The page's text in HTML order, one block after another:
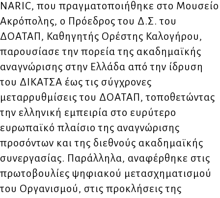
NARIC, που πραγματοποιήθηκε στο Μουσείο
Ακρόπολης, ο Πρόεδρος του Δ.Σ. του
ΔΟΑΤΑΠ, Καθηγητής Ορέστης Καλογήρου,
παρουσίασε την πορεία της ακαδημαϊκής
αναγνώρισης στην Ελλάδα από την ίδρυση
του ΔΙΚΑΤΣΑ έως τις σύγχρονες
μεταρρυθμίσεις του ΔΟΑΤΑΠ, τοποθετώντας
την ελληνική εμπειρία στο ευρύτερο
ευρωπαϊκό πλαίσιο της αναγνώρισης
προσόντων και της διεθνούς ακαδημαϊκής
συνεργασίας. Παράλληλα, αναφέρθηκε στις
πρωτοβουλίες ψηφιακού μετασχηματισμού
του Οργανισμού, στις προκλήσεις της